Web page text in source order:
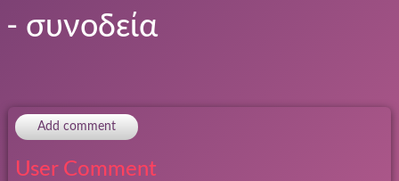
- συνοδεία
Add comment
User Comment